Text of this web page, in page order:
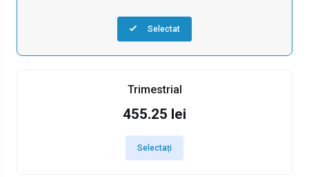
Selectat
Trimestrial
455.25 lei
Selectați